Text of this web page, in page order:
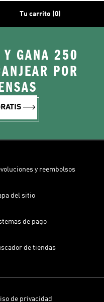
Tu carrito (0)
Y GANA 250
POR
y reembolsos
del sitio
de pago
de tiendas
de privacidad